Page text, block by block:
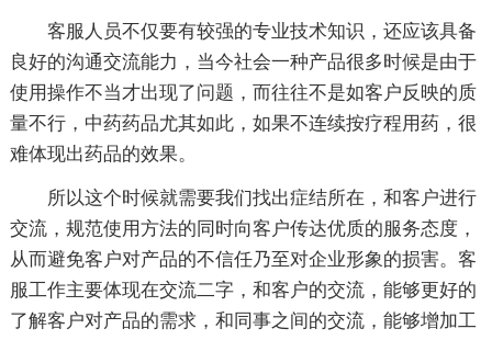
客服人员不仅要有较强的专业技术知识，还应该具备
良好的沟通交流能力，当今社会一种产品很多时候是由于
使用操作不当才出现了问题，而往往不是如客户反映的质
量不行，中药药品尤其如此，如果不连续按疗程用药，很
难体现出药品的效果。
所以这个时候就需要我们找出症结所在，和客户进行
交流，规范使用方法的同时向客户传达优质的服务态度，
从而避免客户对产品的不信任乃至对企业形象的损害。客
服工作主要体现在交流二字，和客户的交流，能够更好的
了解客户对产品的需求，和同事之间的交流，能够增加工